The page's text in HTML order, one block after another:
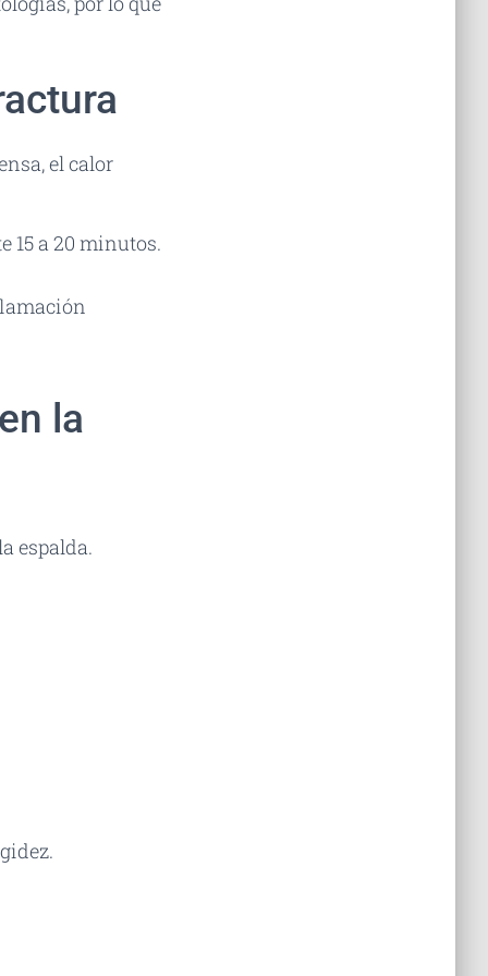
el calor
15 a 20 minutos.
la
espalda.